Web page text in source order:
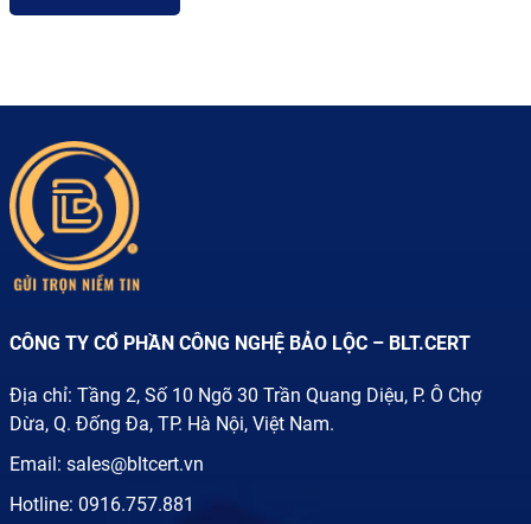
CÔNG TY CỔ PHẦN CÔNG NGHỆ BẢO LỘC – BLT.CERT
Địa chỉ: Tầng 2, Số 10 Ngõ 30 Trần Quang Diệu, P. Ô Chợ
Dừa, Q. Đống Đa, TP. Hà Nội, Việt Nam.
Email: sales@bltcert.vn
Hotline: 0916.757.881